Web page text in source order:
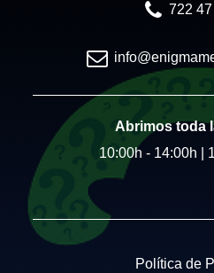
722
Abrimos toda
10:00h - 14:00h |
Política de